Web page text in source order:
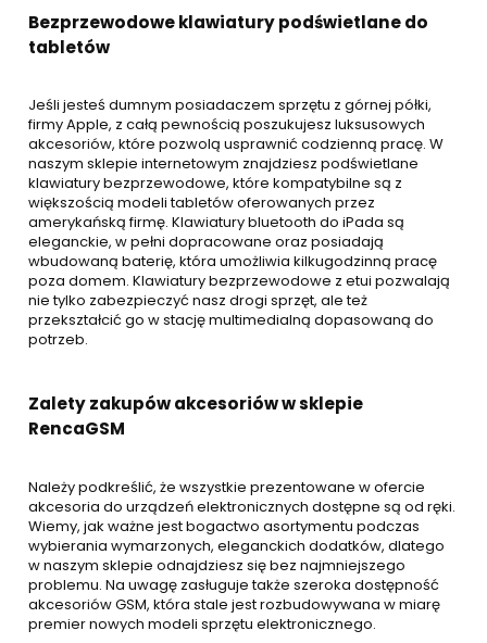
Bezprzewodowe klawiatury podświetlane do
tabletów
Jeśli jesteś dumnym posiadaczem sprzętu z górnej półki,
firmy Apple, z całą pewnością poszukujesz luksusowych
akcesoriów, które pozwolą usprawnić codzienną pracę. W
naszym sklepie internetowym znajdziesz podświetlane
klawiatury bezprzewodowe, które kompatybilne są z
większością modeli tabletów oferowanych przez
amerykańską firmę. Klawiatury bluetooth do iPada są
eleganckie, w pełni dopracowane oraz posiadają
wbudowaną baterię, która umożliwia kilkugodzinną pracę
poza domem. Klawiatury bezprzewodowe z etui pozwalają
nie tylko zabezpieczyć nasz drogi sprzęt, ale też
przekształcić go w stację multimedialną dopasowaną do
potrzeb.
Zalety zakupów akcesoriów w sklepie
RencaGSM
Należy podkreślić, że wszystkie prezentowane w ofercie
akcesoria do urządzeń elektronicznych dostępne są od ręki.
Wiemy, jak ważne jest bogactwo asortymentu podczas
wybierania wymarzonych, eleganckich dodatków, dlatego
w naszym sklepie odnajdziesz się bez najmniejszego
problemu. Na uwagę zasługuje także szeroka dostępność
akcesoriów GSM, która stale jest rozbudowywana w miarę
premier nowych modeli sprzętu elektronicznego.